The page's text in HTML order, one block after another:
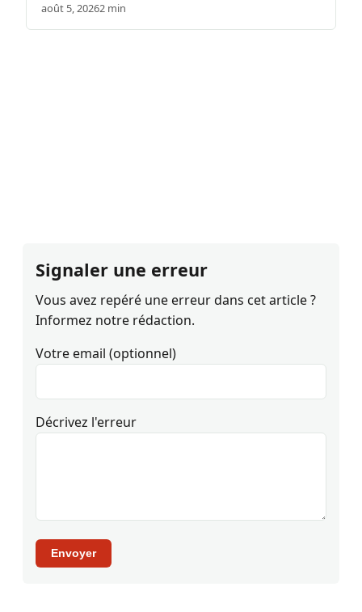
août 5, 20262 min
Signaler une erreur
Vous avez repéré une erreur dans cet article ?
Informez notre rédaction.
Votre email (optionnel)
Décrivez l'erreur
Envoyer